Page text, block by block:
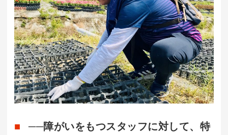
──障がいをもつスタッフに対して、特